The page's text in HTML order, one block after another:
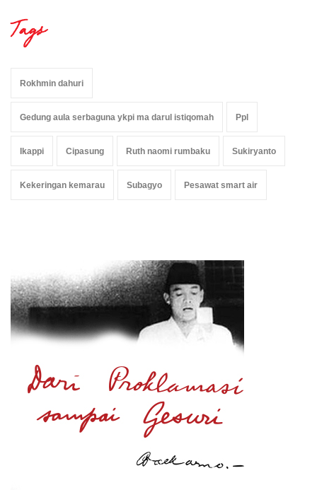
Tags
Rokhmin dahuri
Gedung aula serbaguna ykpi ma darul istiqomah Ppl
Ikappi Cipasung Ruth naomi rumbaku Sukiryanto
Kekeringan kemarau Subagyo Pesawat smart air